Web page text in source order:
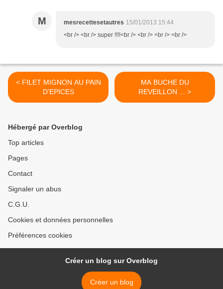
M mesrecettesetautres 15/01/2013 15:44
<br /> <br /> super !!!!<br /> <br /> <br /> <br />
< FILET MIGNON AU PAIN
D'EPICES
MA BUCHE DU
REVEILLON ... >
Hébergé par Overblog
Top articles
Pages
Contact
Signaler un abus
C.G.U.
Cookies et données personnelles
Préférences cookies
Créer un blog sur Overblog
Créer un blog